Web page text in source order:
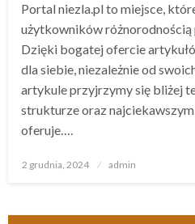
Portal niezla.pl to miejsce,
użytkowników różnorodnością
Dzięki bogatej ofercie
dla siebie, niezależnie od
artykule przyjrzymy się bliżej
strukturze oraz
oferuje….
Opublikowane
2 grudnia, 2024 admin